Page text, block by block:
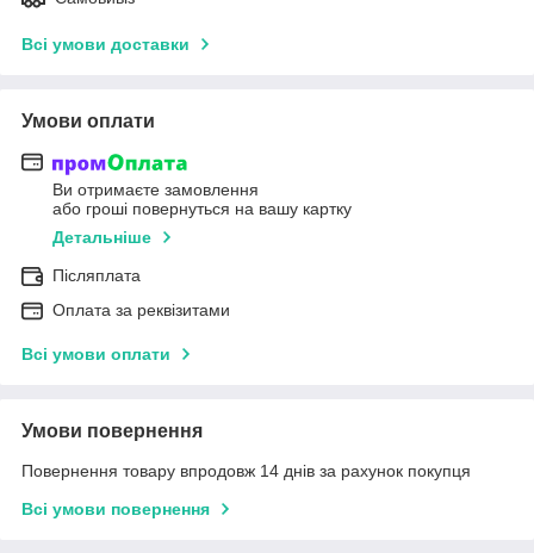
Всі умови доставки
Умови оплати
Ви отримаєте замовлення
або гроші повернуться на вашу картку
Детальніше
Післяплата
Оплата за реквізитами
Всі умови оплати
Умови повернення
Повернення товару впродовж 14 днів за рахунок покупця
Всі умови повернення